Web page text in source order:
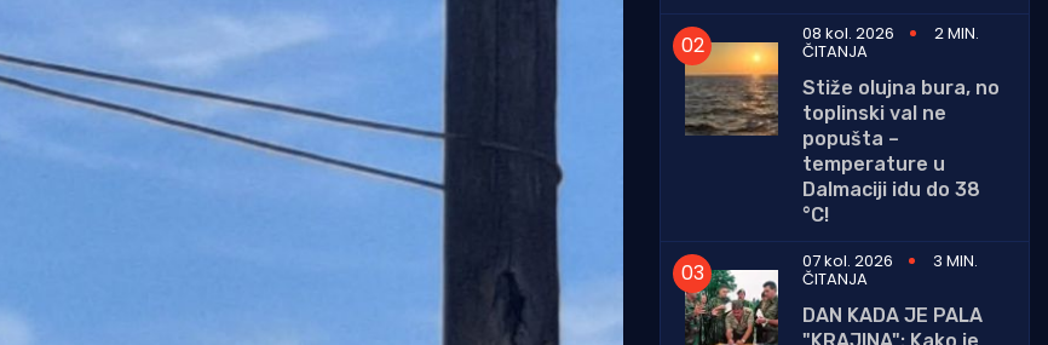
08 kol. 2026
2 MIN.
ČITANJA
Stiže olujna bura, no
toplinski val ne
popušta –
temperature u
Dalmaciji idu do 38
°C!
07 kol. 2026
3 MIN.
ČITANJA
DAN KADA JE PALA
"KRAJINA": Kako je